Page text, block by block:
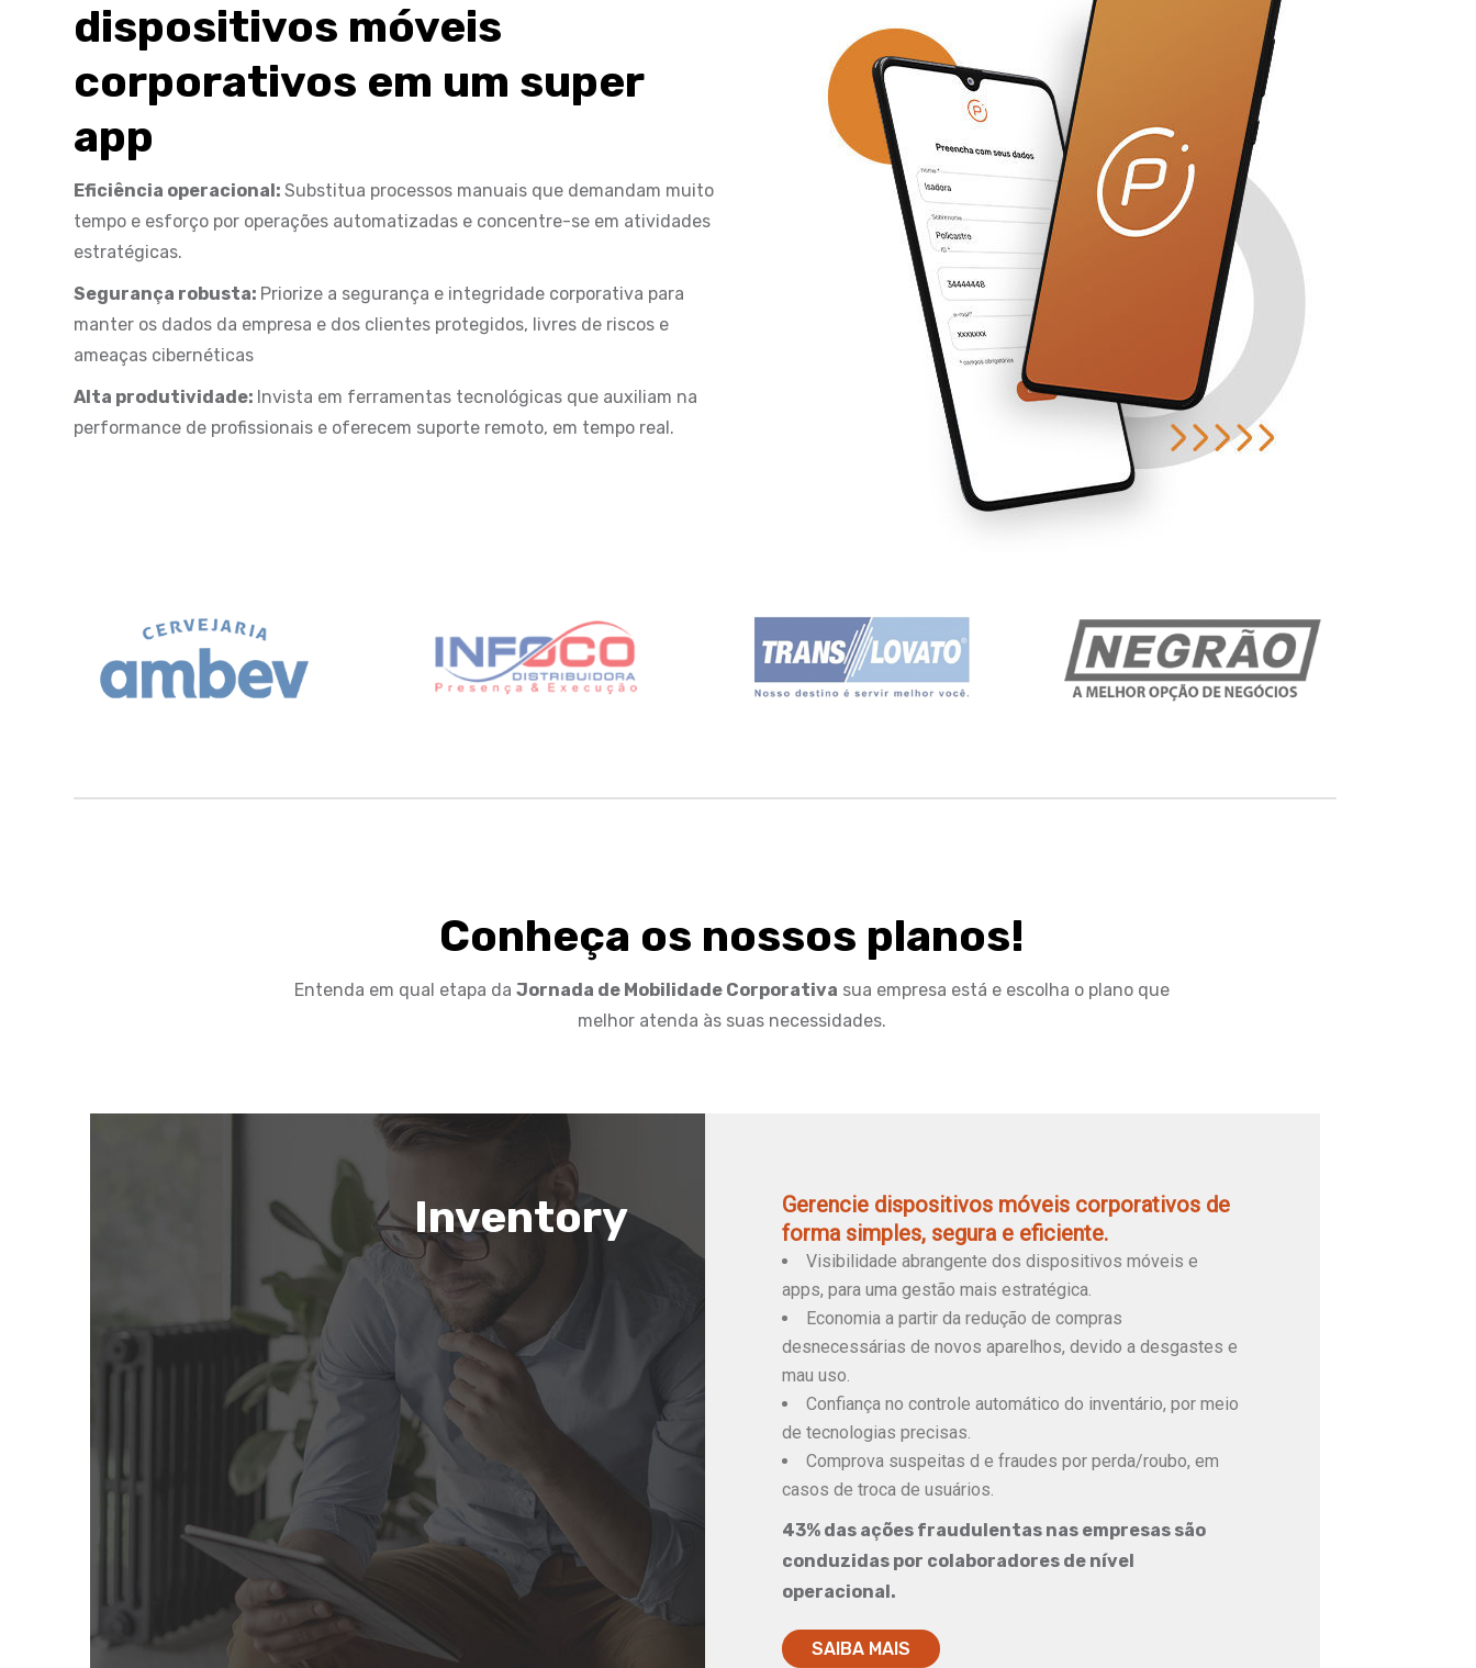
dispositivos móveis
corporativos em um super
app
Eficiência operacional: Substitua processos manuais que demandam muito
tempo e esforço por operações automatizadas e concentre-se em atividades
estratégicas.
Segurança robusta: Priorize a segurança e integridade corporativa para
manter os dados da empresa e dos clientes protegidos, livres de riscos e
ameaças cibernéticas
Alta produtividade: Invista em ferramentas tecnológicas que auxiliam na
performance de profissionais e oferecem suporte remoto, em tempo real.
Conheça os nossos planos!
Entenda em qual etapa daJornada de Mobilidade Corporativa sua empresa está e escolha o plano que
melhor atenda às suas necessidades.
Inventory
Gerencie dispositivos móveis corporativos de
forma simples, segura e eficiente.
Visibilidade abrangente dos dispositivos móveis e
apps, para uma gestão mais estratégica.
Economia a partir da redução de compras
desnecessárias de novos aparelhos, devido a desgastes e
mau uso.
Confiança no controle automático do inventário, por meio
de tecnologias precisas.
Comprova suspeitas d e fraudes por perda/roubo, em
casos de troca de usuários.
43% das ações fraudulentas nas empresas são
conduzidas por colaboradores de nível
operacional.
SAIBA MAIS